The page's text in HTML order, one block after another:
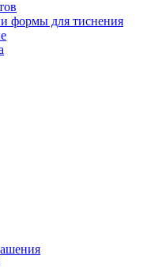
формы для тиснения